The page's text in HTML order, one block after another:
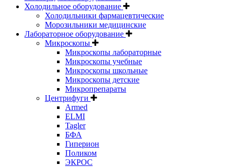
Холодильное оборудование
Холодильники фармацевтические
Морозильники медицинские
Лабораторное оборудование
Микроскопы
Микроскопы лабораторные
Микроскопы учебные
Микроскопы школьные
Микроскопы детские
Микропрепараты
Центрифуги
Armed
ELMI
Tagler
БФА
Гиперион
Поликом
ЭКРОС